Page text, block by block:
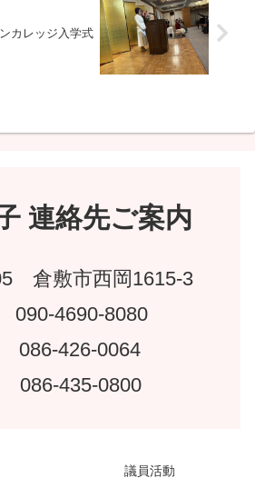
カレッジ入学式
連絡先ご案内
倉敷市西岡1615-3
4690-8080
086-426-0064
086-435-0800
議員活動